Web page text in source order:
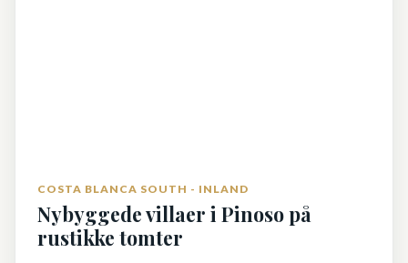
COSTA BLANCA SOUTH - INLAND
Nybyggede villaer i Pinoso på
rustikke tomter